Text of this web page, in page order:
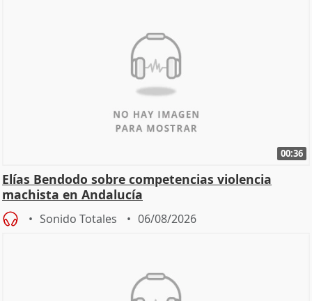
00:36
Elías Bendodo sobre competencias violencia
machista en Andalucía
Sonido Totales 06/08/2026